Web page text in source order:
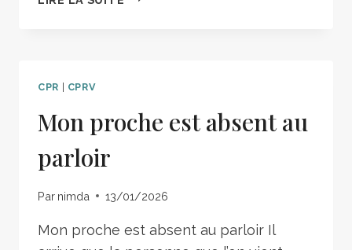
CPR | CPRV
Mon proche est absent au
parloir
Par nimda 13/01/2026
Mon proche est absent au parloir Il